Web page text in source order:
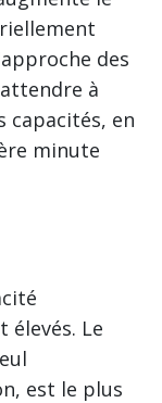
des
à
capacités, en
minute
élevés. Le
est le plus